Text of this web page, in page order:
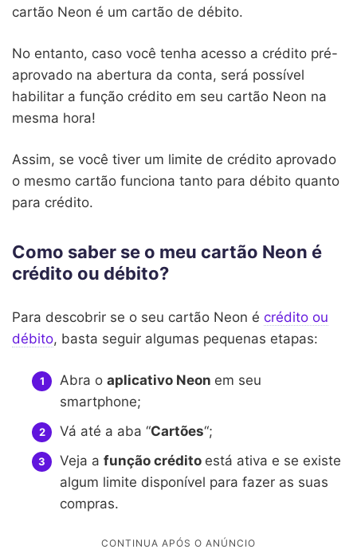
cartão Neon é um cartão de débito.
No entanto, caso você tenha acesso a crédito pré-
aprovado na abertura da conta, será possível
habilitar a função crédito em seu cartão Neon na
mesma hora!
Assim, se você tiver um limite de crédito aprovado
o mesmo cartão funciona tanto para débito quanto
para crédito.
Como saber se o meu cartão Neon é
crédito ou débito?
Para descobrir se o seu cartão Neon é crédito ou
débito, basta seguir algumas pequenas etapas:
Abra o aplicativo Neon em seu
smartphone;
Vá até a aba “Cartões“;
Veja a função crédito está ativa e se existe
algum limite disponível para fazer as suas
compras.